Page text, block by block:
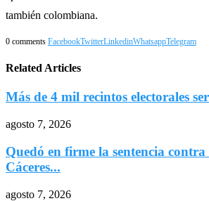
también colombiana.
0 comments FacebookTwitterLinkedinWhatsappTelegram
Related Articles
Más de 4 mil recintos electorales
agosto 7, 2026
Quedó en firme la sentencia
Cáceres...
agosto 7, 2026